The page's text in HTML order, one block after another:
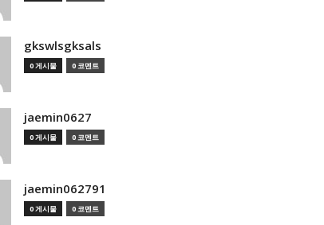
gkswlsgksals
0 게시물 0 코멘트
jaemin0627
0 게시물 0 코멘트
jaemin062791
0 게시물 0 코멘트